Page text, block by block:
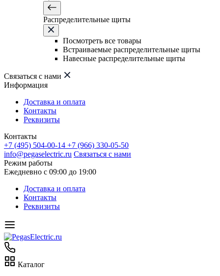
Распределительные щиты
Посмотреть все товары
Встраиваемые распределительные щиты
Навесные распределительные щиты
Связаться с нами
Информация
Доставка и оплата
Контакты
Реквизиты
Контакты
+7 (495) 504-00-14 +7 (966) 330-05-50
info@pegaselectric.ru Связаться с нами
Режим работы
Ежедневно с 09:00 до 19:00
Доставка и оплата
Контакты
Реквизиты
Каталог